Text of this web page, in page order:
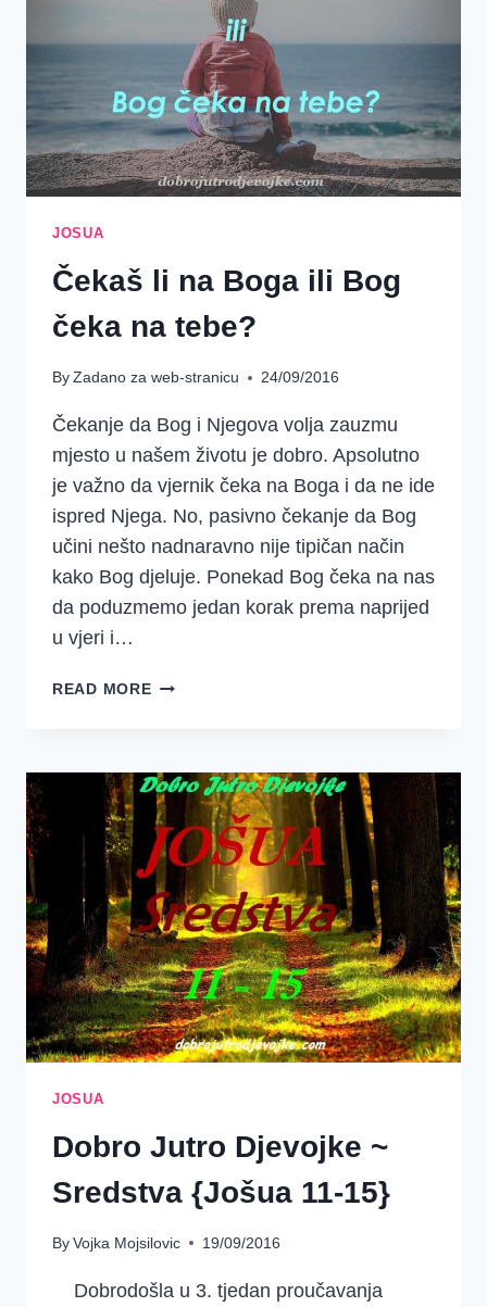
JOSUA
Čekaš li na Boga ili Bog
čeka na tebe?
ByZadano za web-stranicu 24/09/2016
Čekanje da Bog i Njegova volja zauzmu
mjesto u našem životu je dobro. Apsolutno
je važno da vjernik čeka na Boga i da ne ide
ispred Njega. No, pasivno čekanje da Bog
učini nešto nadnaravno nije tipičan način
kako Bog djeluje. Ponekad Bog čeka na nas
da poduzmemo jedan korak prema naprijed
u vjeri i…
READ MOREČEKAŠ
ILI
BOG
ČEKA
NA
TEBE?
JOSUA
Dobro Jutro Djevojke ~
Sredstva {Jošua 11-15}
ByVojka Mojsilovic 19/09/2016
Dobrodošla u 3. tjedan proučavanja